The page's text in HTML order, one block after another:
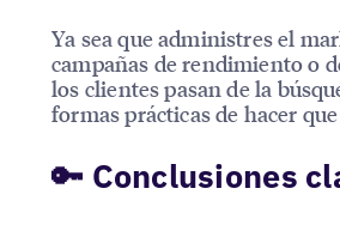
Ya sea que administres el
campañas de rendimiento o
los clientes pasan de la
formas prácticas de hacer
🔑 Conclusiones